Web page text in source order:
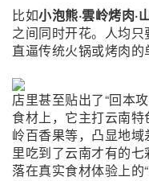
比如小泡熊·雲岭烤肉·
之间同时开花。人均
直逼传统火锅或烤肉的
店里甚至贴出了“回本
食材上，它主打云南
岭百香果等，凸显地
里吃到了云南才有的
落在真实食材体验上的